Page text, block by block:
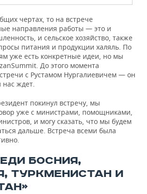
чертах, то на встрече
направления работы — это и
и сельское хозяйство, также
питания и продукции халяль. По
уже есть конкретные идеи, но мы
До этого момента
с Рустамом Нургалиевичем — он
нас ждет.
покинул встречу, мы
уже с министрами, помощниками,
и могу сказать, что мы будем
дальше. Встреча всеми была
БОСНИЯ,
ТУРКМЕНИСТАН И